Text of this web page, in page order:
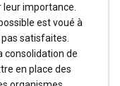
importance.
est voué à
pas satisfaites.
consolidation de
en place des